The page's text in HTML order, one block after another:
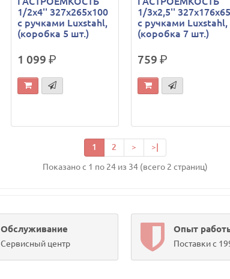
1/2х4'' 327х265х100
с ручками Luxstahl,
(коробка 5 шт.)
1 099р.
1/3х2,5'' 327х176х65
с ручками Luxstahl,
(коробка 7 шт.)
759 р.
1 2 > >|
Показано с 1 по 24 из 34 (всего 2 страниц)
Обслуживание
Сервисный центр
Опыт
Поставки с